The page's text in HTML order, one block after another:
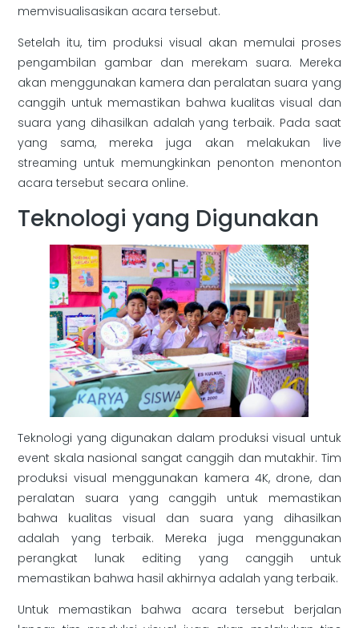
memvisualisasikan acara tersebut.
Setelah itu, tim produksi visual akan memulai proses
pengambilan gambar dan merekam suara. Mereka
akan menggunakan kamera dan peralatan suara yang
canggih untuk memastikan bahwa kualitas visual dan
suara yang dihasilkan adalah yang terbaik. Pada saat
yang sama, mereka juga akan melakukan live
streaming untuk memungkinkan penonton menonton
acara tersebut secara online.
Teknologi yang Digunakan
Teknologi yang digunakan dalam produksi visual untuk
event skala nasional sangat canggih dan mutakhir. Tim
produksi visual menggunakan kamera 4K, drone, dan
peralatan suara yang canggih untuk memastikan
bahwa kualitas visual dan suara yang dihasilkan
adalah yang terbaik. Mereka juga menggunakan
perangkat lunak editing yang canggih untuk
memastikan bahwa hasil akhirnya adalah yang terbaik.
Untuk memastikan bahwa acara tersebut berjalan